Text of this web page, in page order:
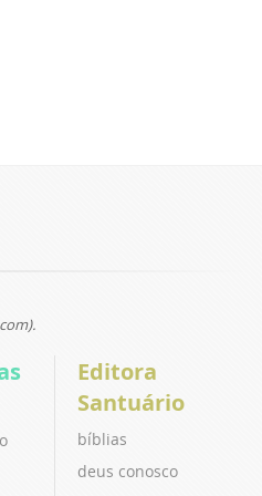
Editora
Santuário
bíblias
deus conosco